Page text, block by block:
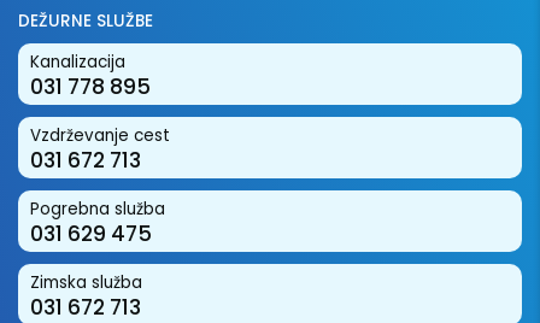
DEŽURNE SLUŽBE
Kanalizacija
031 778 895
Vzdrževanje cest
031 672 713
Pogrebna služba
031 629 475
Zimska služba
031 672 713